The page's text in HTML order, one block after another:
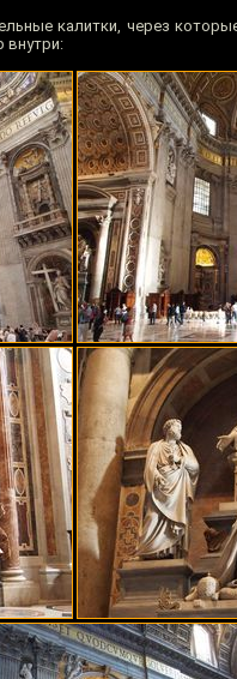
калитки, через
внутри: